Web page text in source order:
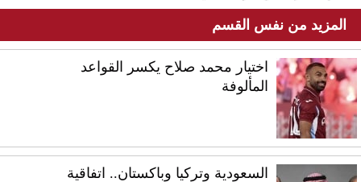
المزيد من نفس القسم
اختيار محمد صلاح يكسر القواعد
المألوفة
السعودية وتركيا وباكستان.. اتفاقية